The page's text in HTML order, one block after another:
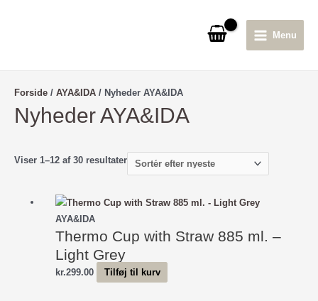
Menu
Forside / AYA&IDA / Nyheder AYA&IDA
Nyheder AYA&IDA
Viser 1–12 af 30 resultaterSorteret
efter
AYA&IDA
Thermo Cup with Straw 885 ml. –
Light Grey
kr.299.00 Tilføj til kurv